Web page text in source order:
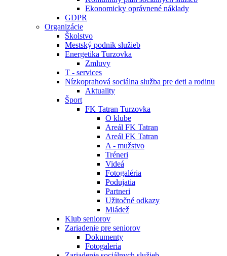
Ekonomicky oprávnené náklady
GDPR
Organizácie
Školstvo
Mestský podnik služieb
Energetika Turzovka
Zmluvy
T - services
Nízkoprahová sociálna služba pre deti a rodinu
Aktuality
Šport
FK Tatran Turzovka
O klube
Areál FK Tatran
Areál FK Tatran
A - mužstvo
Tréneri
Videá
Fotogaléria
Podujatia
Partneri
Užitočné odkazy
Mládež
Klub seniorov
Zariadenie pre seniorov
Dokumenty
Fotogaleria